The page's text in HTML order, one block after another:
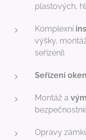
plastových,
Komplexní
výšky,
seřízení).
Seřízení oken
Montáž a
Opravy